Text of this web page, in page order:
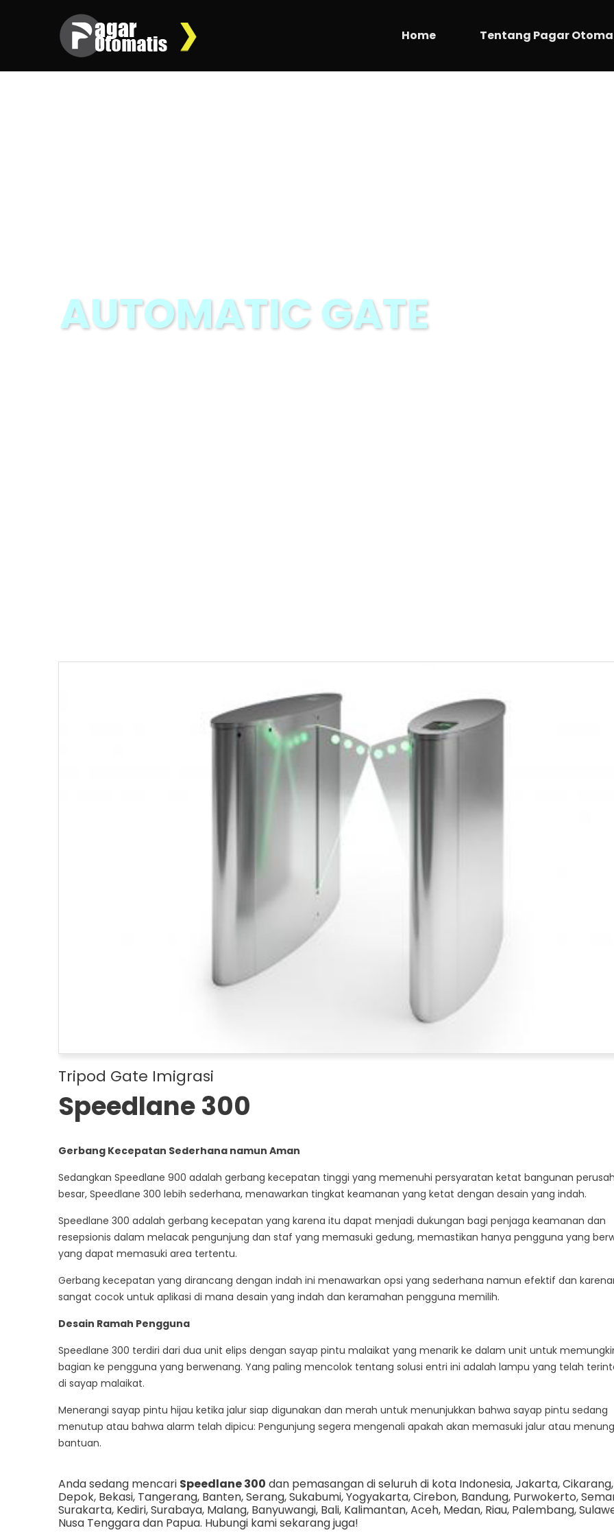
Home Tentang Pagar
AUTOMATIC GATE
Berkualitas & Bergaransi Resmi
Tripod Gate Imigrasi
Speedlane 300
Gerbang Kecepatan Sederhana namun Aman
Sedangkan Speedlane 900 adalah gerbang kecepatan tinggi yang memenuhi persyaratan ketat bangunan
besar, Speedlane 300 lebih sederhana, menawarkan tingkat keamanan yang ketat dengan desain yang indah.
Speedlane 300 adalah gerbang kecepatan yang karena itu dapat menjadi dukungan bagi penjaga keamanan dan
resepsionis dalam melacak pengunjung dan staf yang memasuki gedung, memastikan hanya pengguna yang
yang dapat memasuki area tertentu.
Gerbang kecepatan yang dirancang dengan indah ini menawarkan opsi yang sederhana namun efektif dan
sangat cocok untuk aplikasi di mana desain yang indah dan keramahan pengguna memilih.
Desain Ramah Pengguna
Speedlane 300 terdiri dari dua unit elips dengan sayap pintu malaikat yang menarik ke dalam unit untuk
bagian ke pengguna yang berwenang. Yang paling mencolok tentang solusi entri ini adalah lampu yang telah
di sayap malaikat.
Menerangi sayap pintu hijau ketika jalur siap digunakan dan merah untuk menunjukkan bahwa sayap pintu sedang
menutup atau bahwa alarm telah dipicu: Pengunjung segera mengenali apakah akan memasuki jalur atau
bantuan.
Anda sedang mencari Speedlane 300 dan pemasangan di seluruh di kota Indonesia,Jakarta,Cikarang,
Depok, Bekasi, Tangerang, Banten,Serang,Sukabumi,Yogyakarta,Cirebon, Bandung, Purwokerto,
Surakarta, Kediri,Surabaya, Malang, Banyuwangi, Bali, Kalimantan,Aceh, Medan, Riau, Palembang,
Nusa Tenggaradan Papua. Hubungi kami sekarang juga!